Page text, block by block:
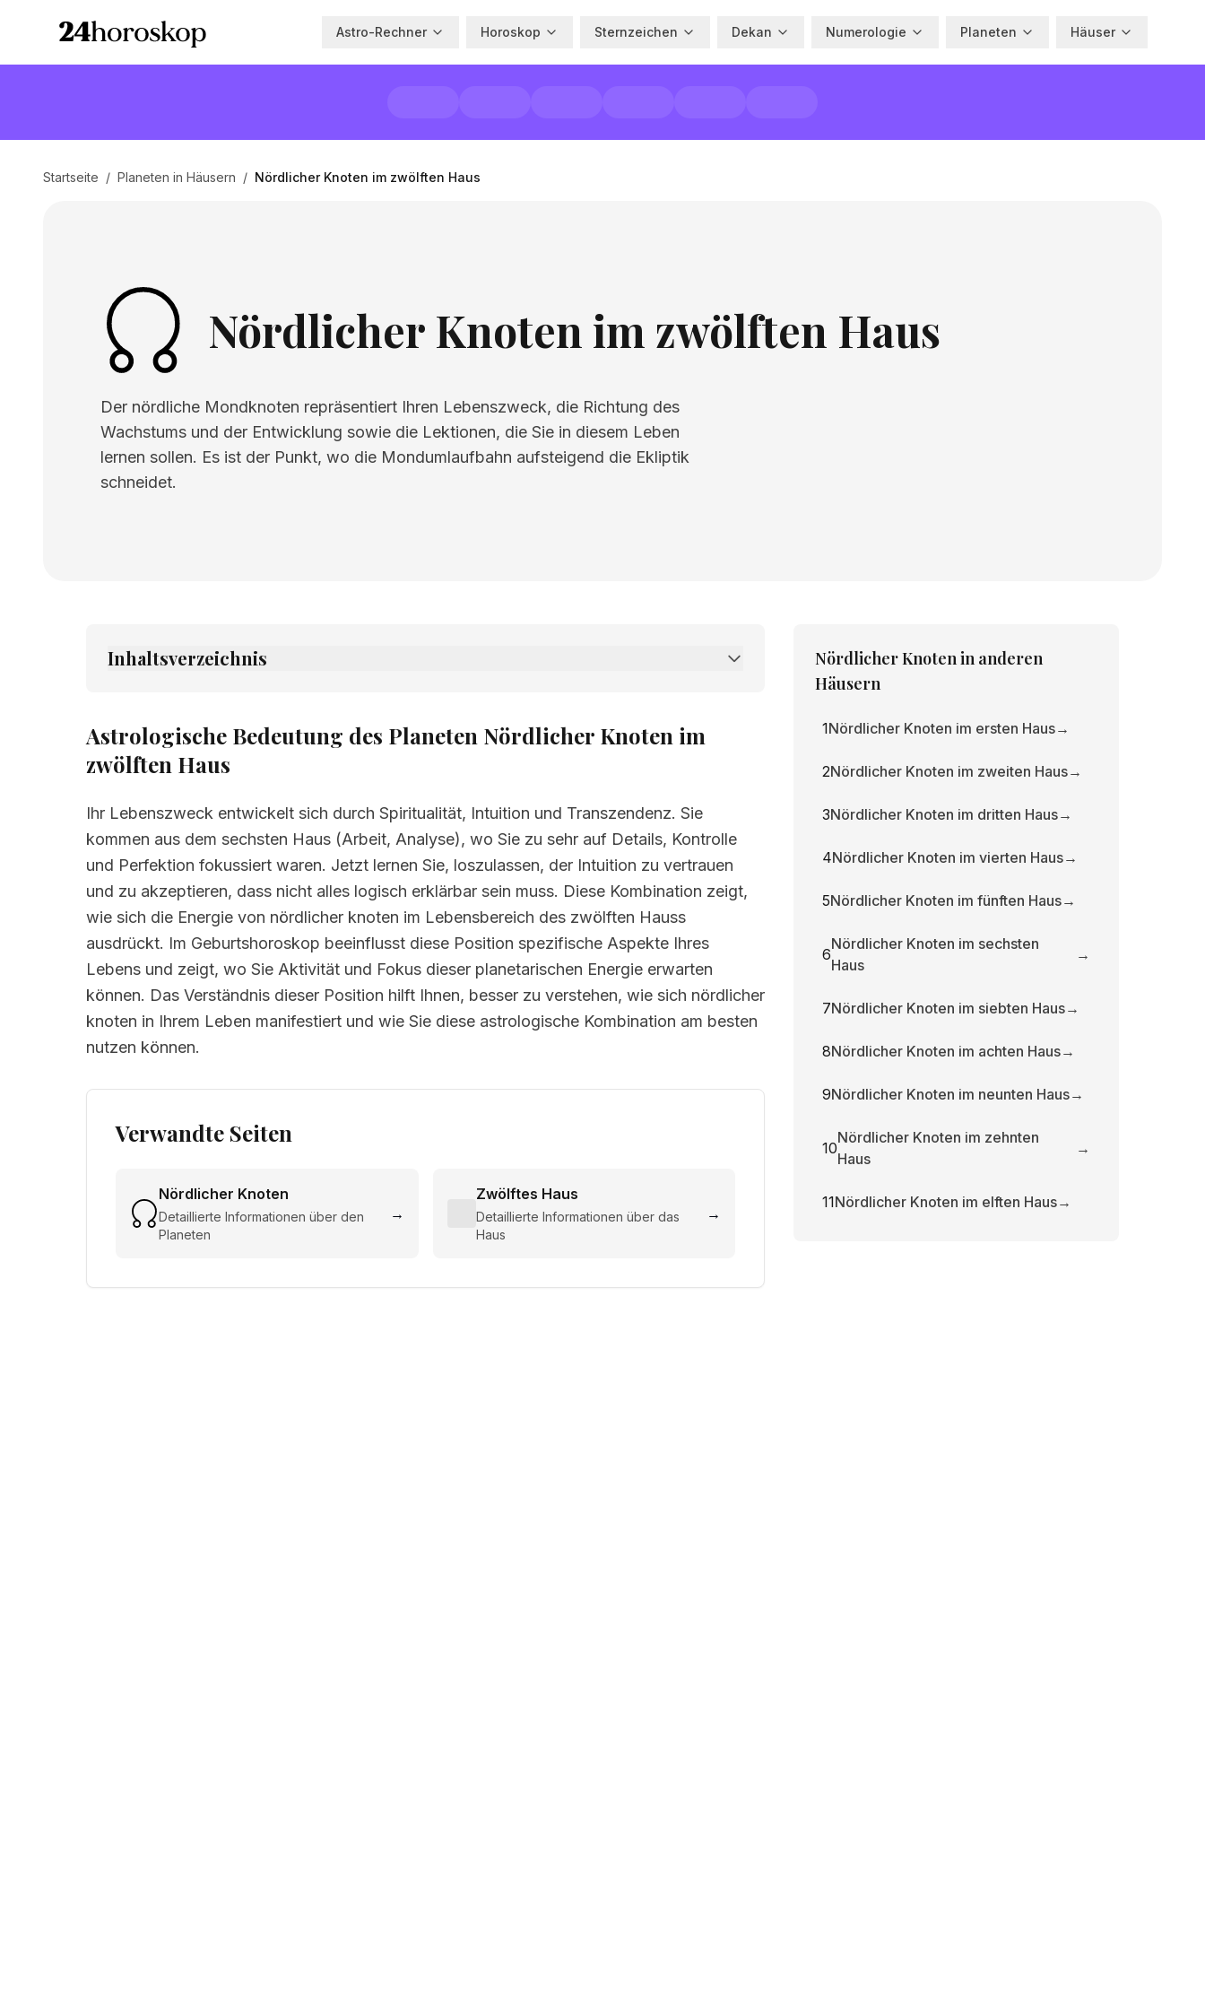
Astro-Rechner Horoskop Sternzeichen Dekan Numerologie Planeten Häuser
Startseite / Planeten in Häusern / Nördlicher Knoten im zwölften Haus
Nördlicher Knoten im zwölften Haus
Der nördliche Mondknoten repräsentiert Ihren Lebenszweck, die Richtung des
Wachstums und der Entwicklung sowie die Lektionen, die Sie in diesem Leben
lernen sollen. Es ist der Punkt, wo die Mondumlaufbahn aufsteigend die Ekliptik
schneidet.
Inhaltsverzeichnis
Astrologische Bedeutung des Planeten Nördlicher Knoten im
zwölften Haus
Ihr Lebenszweck entwickelt sich durch Spiritualität, Intuition und Transzendenz. Sie
kommen aus dem sechsten Haus (Arbeit, Analyse), wo Sie zu sehr auf Details, Kontrolle
und Perfektion fokussiert waren. Jetzt lernen Sie, loszulassen, der Intuition zu vertrauen
und zu akzeptieren, dass nicht alles logisch erklärbar sein muss. Diese Kombination zeigt,
wie sich die Energie von nördlicher knoten im Lebensbereich des zwölften Hauss
ausdrückt. Im Geburtshoroskop beeinflusst diese Position spezifische Aspekte Ihres
Lebens und zeigt, wo Sie Aktivität und Fokus dieser planetarischen Energie erwarten
können. Das Verständnis dieser Position hilft Ihnen, besser zu verstehen, wie sich nördlicher
knoten in Ihrem Leben manifestiert und wie Sie diese astrologische Kombination am besten
nutzen können.
Verwandte Seiten
Nördlicher Knoten
Detaillierte Informationen über den
Planeten
→
Zwölftes Haus
Detaillierte Informationen über das
Haus
→
Nördlicher Knotenin anderen
Häusern
1Nördlicher Knoten im ersten Haus→
2Nördlicher Knoten im zweiten Haus→
3Nördlicher Knoten im dritten Haus→
4Nördlicher Knoten im vierten Haus→
5Nördlicher Knoten im fünften Haus→
6
Nördlicher Knoten im sechsten
Haus
→
7Nördlicher Knoten im siebten Haus→
8Nördlicher Knoten im achten Haus→
9Nördlicher Knoten im neunten Haus→
10
Nördlicher Knoten im zehnten
Haus
→
11Nördlicher Knoten im elften Haus→